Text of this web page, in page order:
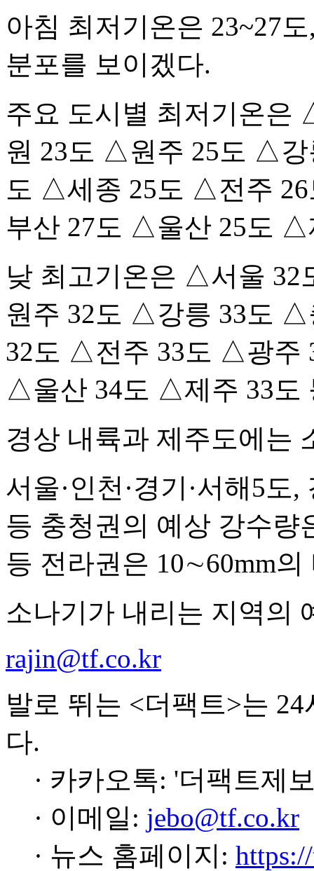
아침 최저기온은 23~27
분포를 보이겠다.
주요 도시별 최저기온
원 23도 △원주 25도 △
도 △세종 25도 △전주
부산 27도 △울산 25도 △
낮 최고기온은 △서울
원주 32도 △강릉 33도
32도 △전주 33도 △광주
△울산 34도 △제주 33도
경상 내륙과 제주도에는
서울·인천·경기·서해5도
등 충청권의 예상 강수량
등 전라권은 10∼60mm
소나기가 내리는 지역의
rajin@tf.co.kr
발로 뛰는 <더팩트>는
다.
· 카카오톡: '더팩트제
· 이메일: jebo@tf.co.kr
· 뉴스 홈페이지: